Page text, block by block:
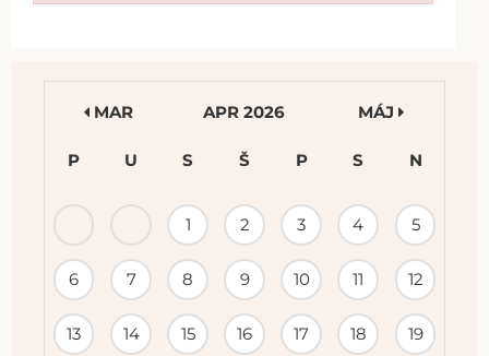
KALENDÁR
PODUJATÍ
MAR APR 2026 MÁJ
P U S Š P S N
1 2 3 4 5
6 7 8 9 10 11 12
13 14 15 16 17 18 19